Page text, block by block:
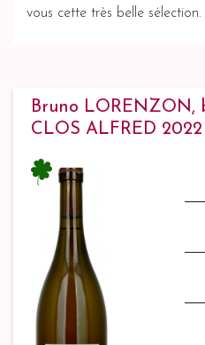
vous cette très belle sélection.
Bruno LORENZON,
CLOS ALFRED 2022